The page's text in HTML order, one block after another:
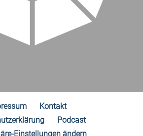
Kontakt
Podcast
Einstellungen ändern